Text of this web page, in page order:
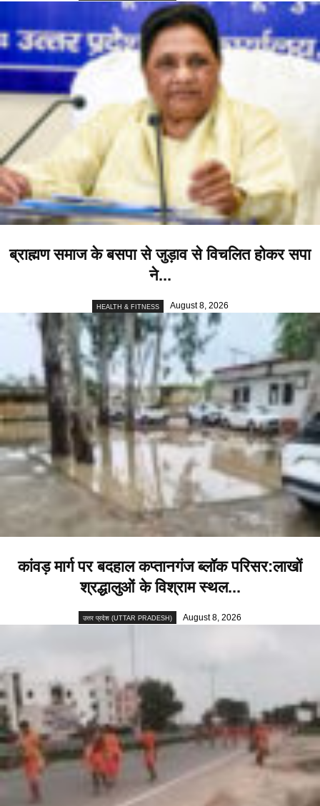
ब्राह्मण समाज के बसपा से जुड़ाव से विचलित होकर सपा
ने...
HEALTH & FITNESS August 8, 2026
कांवड़ मार्ग पर बदहाल कप्तानगंज ब्लॉक परिसर:लाखों
श्रद्धालुओं के विश्राम स्थल...
उत्तर प्रदेश (UTTAR PRADESH) August 8, 2026